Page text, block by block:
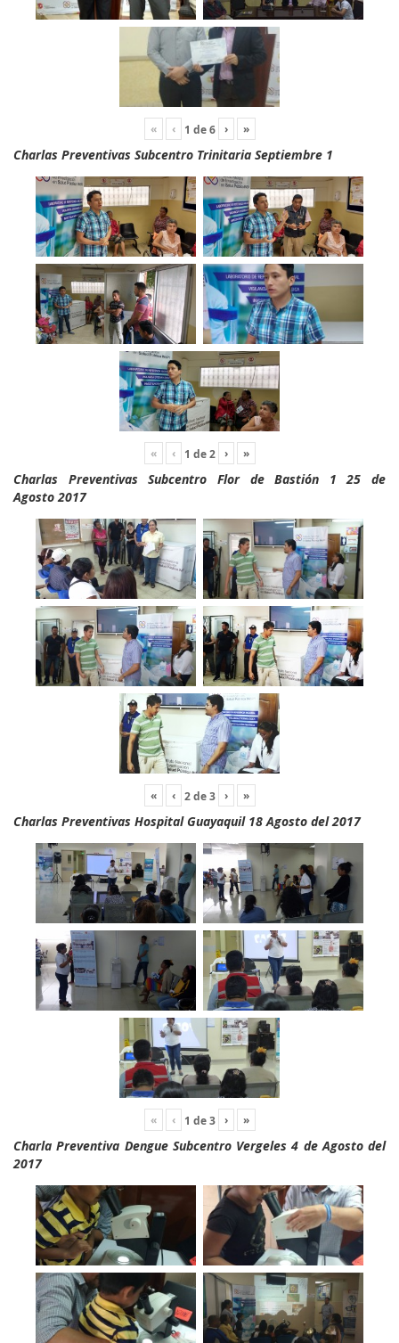
« ‹ 1 de6 › »
Charlas Preventivas Subcentro Trinitaria Septiembre 1
« ‹ 1 de2 › »
Charlas Preventivas Subcentro Flor de Bastión 1 25 de
Agosto 2017
« ‹ 2de3 › »
Charlas Preventivas Hospital Guayaquil 18 Agosto del 2017
« ‹ 1 de3 › »
Charla Preventiva Dengue Subcentro Vergeles 4 de Agosto del
2017